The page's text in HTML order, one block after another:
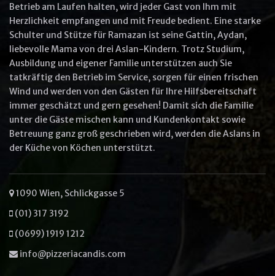
Betrieb am Laufen halten, wird jeder Gast von Ihm mit
Herzlichkeit empfangen und mit Freude bedient. Eine starke
Schulter und Stütze für Ramazan ist seine Gattin, Aydan,
liebevolle Mama von drei Aslan-Kindern. Trotz Studium,
Ausbildung und eigener Familie unterstützen auch Sie
tatkräftig den Betrieb im Service, sorgen für einen frischen
Wind und werden von den Gästen für Ihre Hilfsbereitschaft
immer geschätzt und gern gesehen! Damit sich die Familie
unter die Gäste mischen kann und Kundenkontakt sowie
Betreuung ganz groß geschrieben wird, werden die Aslans in
der Küche von Köchen unterstützt.
1090 Wien, Schlickgasse 5
(01) 317 3192
(0699) 1919 1212
info@pizzeriacandis.com
Other options
Ullam laboris nisi ut aliquip ex ea
commodo
Ut enim ad minim veniam
VIEW CART ORDER NOW